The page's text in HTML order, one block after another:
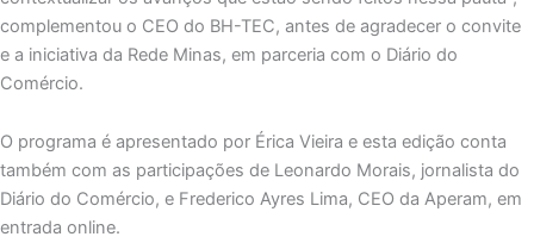
complementou o CEO do BH-TEC, antes de agradecer o convite
e a iniciativa da Rede Minas, em parceria com o Diário do
Comércio.
O programa é apresentado por Érica Vieira e esta edição conta
também com as participações de Leonardo Morais, jornalista do
Diário do Comércio, e Frederico Ayres Lima, CEO da Aperam, em
entrada online.